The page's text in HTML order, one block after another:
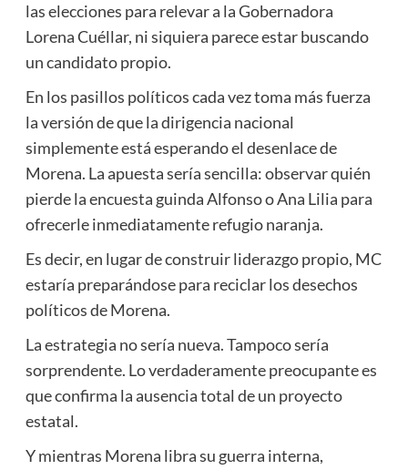
las elecciones para relevar a la Gobernadora
Lorena Cuéllar, ni siquiera parece estar buscando
un candidato propio.
En los pasillos políticos cada vez toma más fuerza
la versión de que la dirigencia nacional
simplemente está esperando el desenlace de
Morena. La apuesta sería sencilla: observar quién
pierde la encuesta guinda Alfonso o Ana Lilia para
ofrecerle inmediatamente refugio naranja.
Es decir, en lugar de construir liderazgo propio, MC
estaría preparándose para reciclar los desechos
políticos de Morena.
La estrategia no sería nueva. Tampoco sería
sorprendente. Lo verdaderamente preocupante es
que confirma la ausencia total de un proyecto
estatal.
Y mientras Morena libra su guerra interna,